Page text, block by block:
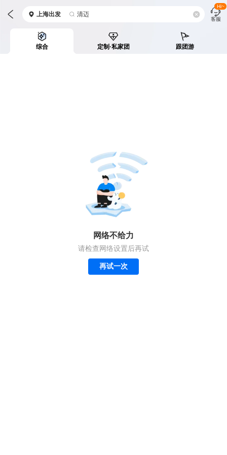
上海出发 清迈
客服
Hi~
综合 定制·私家团 跟团游
网络不给力
请检查网络设置后再试
再试一次